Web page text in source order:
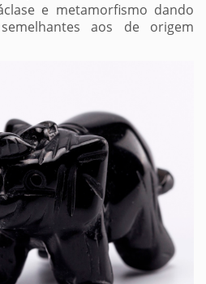
e metamorfismo dando
aos de origem